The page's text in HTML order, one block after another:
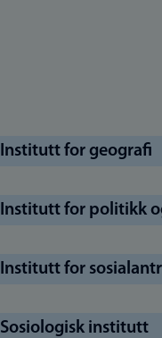
Institutt for geografi
Institutt for politikk
Institutt for
Sosiologisk institutt